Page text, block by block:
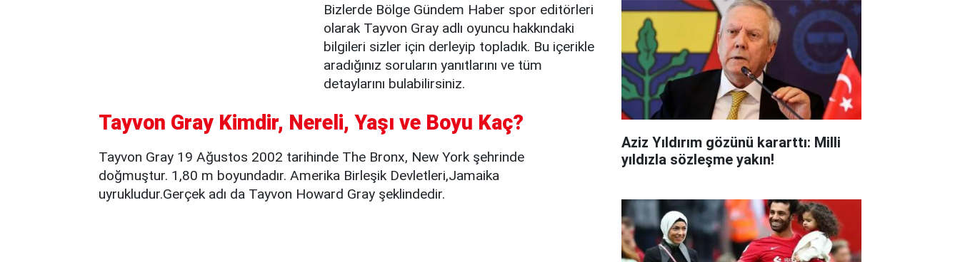
Bizlerde Bölge Gündem Haber spor editörleri
olarak Tayvon Gray adlı oyuncu hakkındaki
bilgileri sizler için derleyip topladık. Bu içerikle
aradığınız soruların yanıtlarını ve tüm
detaylarını bulabilirsiniz.
Tayvon Gray Kimdir, Nereli, Yaşı ve Boyu Kaç?
Tayvon Gray 19 Ağustos 2002 tarihinde The Bronx, New York şehrinde
doğmuştur. 1,80 m boyundadır. Amerika Birleşik Devletleri,Jamaika
uyrukludur.Gerçek adı da Tayvon Howard Gray şeklindedir.
Aziz Yıldırım gözünü kararttı: Milli
yıldızla sözleşme yakın!